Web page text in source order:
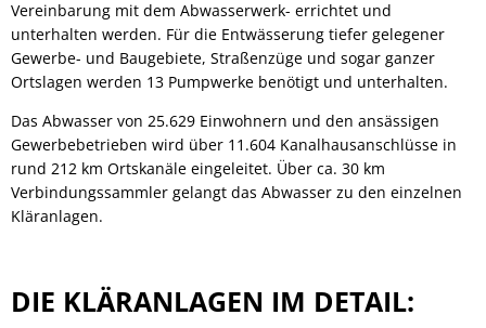
Vereinbarung mit dem Abwasserwerk- errichtet und
unterhalten werden. Für die Entwässerung tiefer gelegener
Gewerbe- und Baugebiete, Straßenzüge und sogar ganzer
Ortslagen werden 13 Pumpwerke benötigt und unterhalten.
Das Abwasser von 25.629 Einwohnern und den ansässigen
Gewerbebetrieben wird über 11.604 Kanalhausanschlüsse in
rund 212 km Ortskanäle eingeleitet. Über ca. 30 km
Verbindungssammler gelangt das Abwasser zu den einzelnen
Kläranlagen.
DIE KLÄRANLAGEN IM DETAIL: